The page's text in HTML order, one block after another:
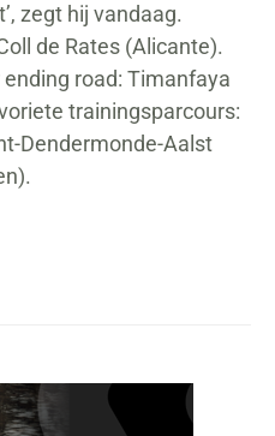
zegt hij vandaag.
de Rates (Alicante).
road: Timanfaya
trainingsparcours:
Dendermonde-Aalst